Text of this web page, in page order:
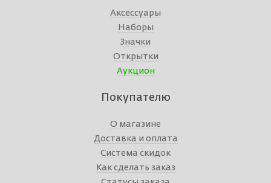
Аксессуары
Наборы
Значки
Открытки
Аукцион
Покупателю
О магазине
Доставка и оплата
Система скидок
Как сделать заказ